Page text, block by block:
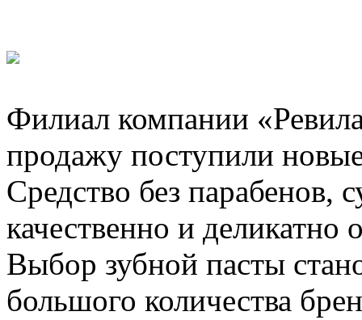
Филиал компании
продажу поступили
Средство без парабенов,
качественно и
Выбор зубной пасты
большого количества